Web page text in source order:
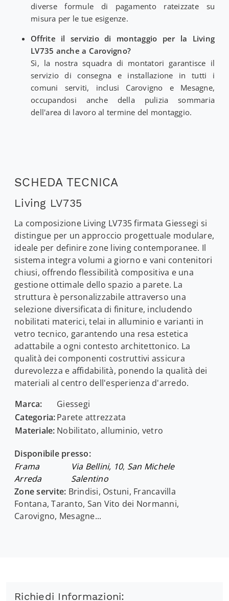
diverse formule di pagamento rateizzate su
misura per le tue esigenze.
Offrite il servizio di montaggio per la Living
LV735 anche a Carovigno?
Sì, la nostra squadra di montatori garantisce il
servizio di consegna e installazione in tutti i
comuni serviti, inclusi Carovigno e Mesagne,
occupandosi anche della pulizia sommaria
dell'area di lavoro al termine del montaggio.
SCHEDA TECNICA
Living LV735
La composizione Living LV735 firmata Giessegi si
distingue per un approccio progettuale modulare,
ideale per definire zone living contemporanee. Il
sistema integra volumi a giorno e vani contenitori
chiusi, offrendo flessibilità compositiva e una
gestione ottimale dello spazio a parete. La
struttura è personalizzabile attraverso una
selezione diversificata di finiture, includendo
nobilitati materici, telai in alluminio e varianti in
vetro tecnico, garantendo una resa estetica
adattabile a ogni contesto architettonico. La
qualità dei componenti costruttivi assicura
durevolezza e affidabilità, ponendo la qualità dei
materiali al centro dell'esperienza d'arredo.
Marca:
Giessegi
Categoria:Parete attrezzata
Materiale: Nobilitato, alluminio, vetro
Disponibile presso:
Frama
Arreda
Via Bellini, 10, San Michele
Salentino
Zone servite: Brindisi, Ostuni, Francavilla
Fontana, Taranto, San Vito dei Normanni,
Carovigno, Mesagne...
Richiedi Informazioni: